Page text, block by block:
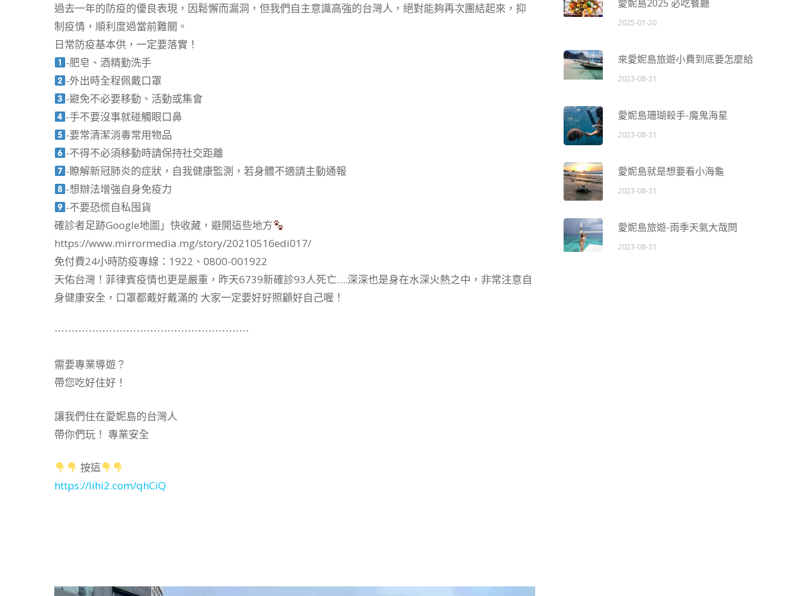
過去一年的防疫的優良表現，因鬆懈而漏洞，但我們自主意識高強的台灣人，絕對能夠再次團結起來，抑
制疫情，順利度過當前難關。
日常防疫基本供，一定要落實！
-肥皂、酒精勤洗手
-外出時全程佩戴口罩
-避免不必要移動、活動或集會
-手不要沒事就碰觸眼口鼻
-要常清潔消毒常用物品
-不得不必須移動時請保持社交距離
-瞭解新冠肺炎的症狀，自我健康監測，若身體不適請主動通報
-想辦法增強自身免疫力
-不要恐慌自私囤貨
確診者足跡Google地圖」快收藏，避開這些地方
https://www.mirrormedia.mg/story/20210516edi017/
免付費24小時防疫專線：1922、0800-001922
天佑台灣！菲律賓疫情也更是嚴重，昨天6739新確診93人死亡….深深也是身在水深火熱之中，非常注意自
身健康安全，口罩都戴好戴滿的 大家一定要好好照顧好自己喔！
⋯⋯⋯⋯⋯⋯⋯⋯⋯⋯⋯⋯⋯⋯⋯⋯⋯⋯⋯
需要專業導遊？
帶您吃好住好！
讓我們住在愛妮島的台灣人
帶你們玩！ 專業安全
按這
https://lihi2.com/qhCiQ
愛妮島2025 必吃餐廳
2025-01-20
來愛妮島旅遊小費到底要怎麼給
2023-08-31
愛妮島珊瑚殺手-魔鬼海星
2023-08-31
愛妮島就是想要看小海龜
2023-08-31
愛妮島旅遊-雨季天氣大哉問
2023-08-31